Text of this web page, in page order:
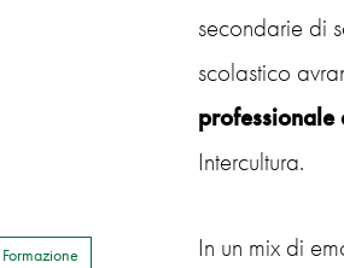
Formazione
secondarie di
scolastico
professionale
Intercultura.
In un mix di